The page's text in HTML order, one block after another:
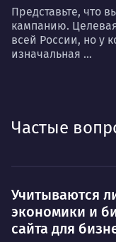
Представьте, что
кампанию.
всей России, но у
изначальная ...
Частые
Учитываются
экономики и
сайта для